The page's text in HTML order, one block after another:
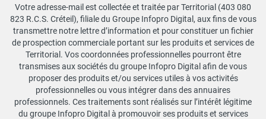
Votre adresse-mail est collectée et traitée par Territorial (403 080
823 R.C.S. Créteil), filiale du Groupe Infopro Digital, aux fins de vous
transmettre notre lettre d’information et pour constituer un fichier
de prospection commerciale portant sur les produits et services de
Territorial. Vos coordonnées professionnelles pourront être
transmises aux sociétés du groupe Infopro Digital afin de vous
proposer des produits et/ou services utiles à vos activités
professionnelles ou vous intégrer dans des annuaires
professionnels. Ces traitements sont réalisés sur l’intérêt légitime
du groupe Infopro Digital à promouvoir ses produits et services